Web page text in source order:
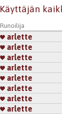
Käyttäjän
Runoilija
arlette
arlette
arlette
arlette
arlette
arlette
arlette
arlette